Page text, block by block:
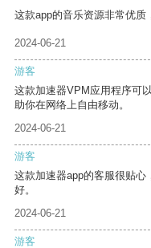
这款app的音乐资源非常优质
2024-06-21
游客
这款加速器VPM应用程序可
助你在网络上自由移动。
2024-06-21
游客
这款加速器app的客服很贴
好。
2024-06-21
游客